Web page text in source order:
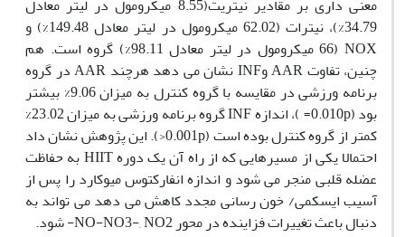
معنی داری بر مقادیر نیتریت(8.55 میکرومول در لیتر معادل
34.79%)، نیترات (62.02 میکرومول در لیتر معادل 149.48%) و
NOX (66 میکرومول در لیتر معادل 98.11%) گروه است. هم
چنین، تفاوت AAR وINF نشان می دهد هرچند AAR در گروه
برنامه ورزشی در مقایسه با گروه کنترل به میزان 9.06% بیشتر
بود (0.010p= )، اندازه INF گروه برنامه ورزشی به میزان 23.02%
کمتر از گروه کنترل بوده است (0.001p<). این پژوهش نشان داد
احتمالا یکی از مسیرهایی که از راه آن یک دوره HIIT به حفاظت
عضله قلبی منجر می شود و اندازه انفارکتوس میوکارد را پس از
آسیب ایسکمی/ خون رسانی مجدد کاهش می دهد می تواند به
دنبال باعث تغییرات فزاینده در محور NO-NO3-, NO2- شود.